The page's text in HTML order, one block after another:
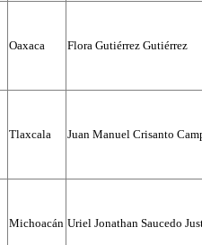
Oaxaca Flora Gutiérrez Gutiérrez
Tlaxcala Juan Manuel Crisanto
Michoacán Uriel Jonathan Saucedo